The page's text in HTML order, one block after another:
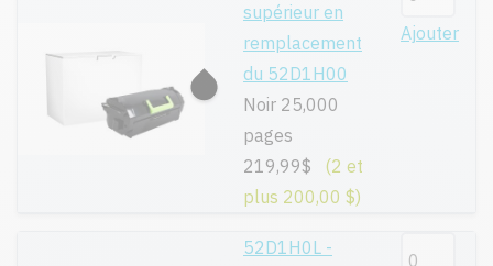
supérieur en
remplacement
du 52D1H00
Noir 25,000
pages
219,99$
(2 et
plus 200,00 $)
Ajouter
52D1H0L -